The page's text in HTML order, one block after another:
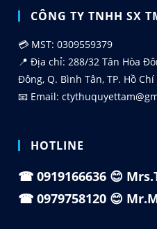
CÔNG TY TNHH SX
💳 MST: 0309559379
📍 Địa chỉ: 288/32 Tân Hòa
Đông, Q. Bình Tân, TP. Hồ
📧 Email:
HOTLINE
☎0919166636 😊
☎0979758120 😊